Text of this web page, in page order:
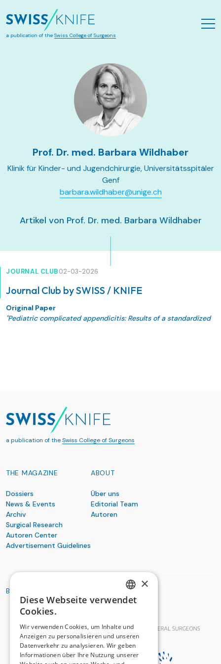
a publication of the Swiss College of Surgeons
Prof. Dr. med. Barbara Wildhaber
Klinik für Kinder- und Jugendchirurgie, Universitätsspitäler
Genf
barbara.wildhaber@unige.ch
Artikel von Prof. Dr. med. Barbara Wildhaber
JOURNAL CLUB02-03-2026
Journal Club by SWISS / KNIFE
Original Paper
"Pediatric complicated appendicitis: Results of a standardized
a publication of theSwiss College of Surgeons
THE MAGAZINE
Dossiers
News & Events
Archiv
Surgical Research
Autoren Center
Advertisement Guidelines
ABOUT
Über uns
Editorial Team
Autoren
BASIC ORGANIZATIONS
GERMAN
×
Diese Webseite verwendet
Cookies.
Wir verwenden Cookies, um Inhalte und
Anzeigen zu personalisieren und unseren
Datenverkehr zu analysieren. Wir geben
Informationen über Ihre Nutzung unserer